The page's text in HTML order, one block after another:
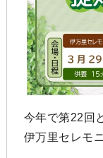
今年で第22回
伊万里セレモ